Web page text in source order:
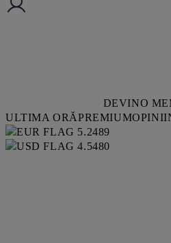
DEVINO
ULTIMA ORĂPREMIUMOPINII
5.2489
4.5480